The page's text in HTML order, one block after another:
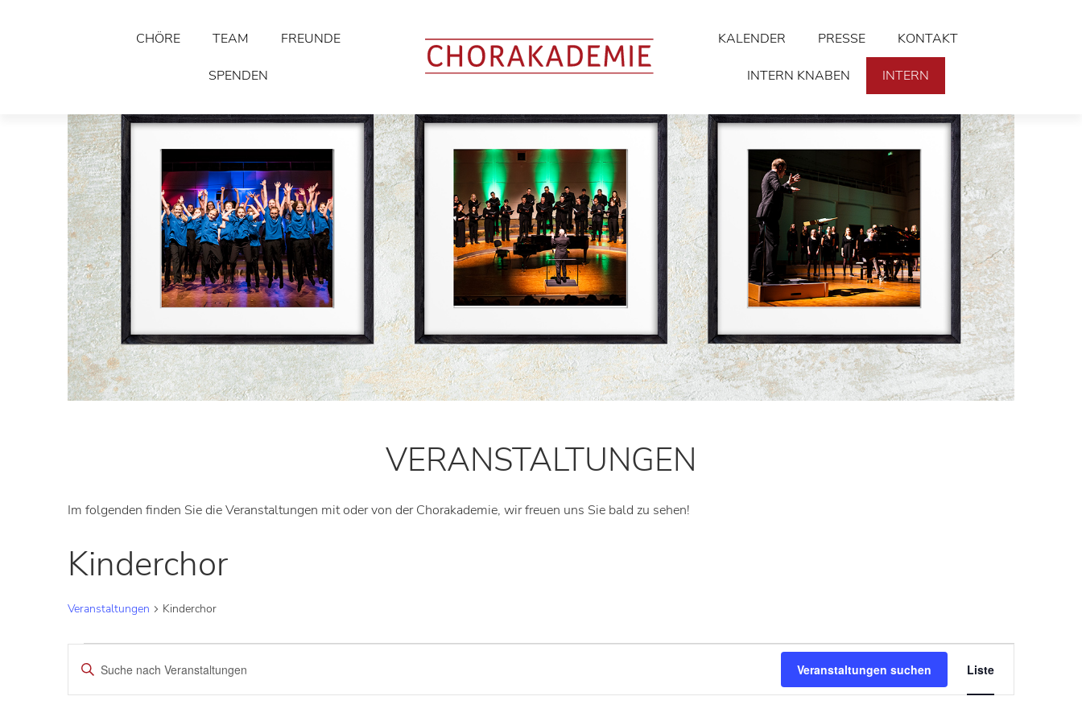
CHÖRE TEAM FREUNDE
SPENDEN
KALENDER PRESSE KONTAKT
INTERN KNABEN INTERN
VERANSTALTUNGEN
Im folgenden finden Sie die Veranstaltungen mit oder von der Chorakademie, wir freuen uns Sie bald zu sehen!
Kinderchor
Veranstaltungen Kinderchor
Veranstaltungen
Suche
Bitte
Schlüsselwort
Suche
Veranstaltungen suchen Liste